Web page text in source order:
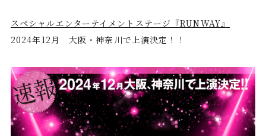
スペシャルエンターテイメントステージ『RUNWAY』
2024年12月 大阪・神奈川で上演決定！！